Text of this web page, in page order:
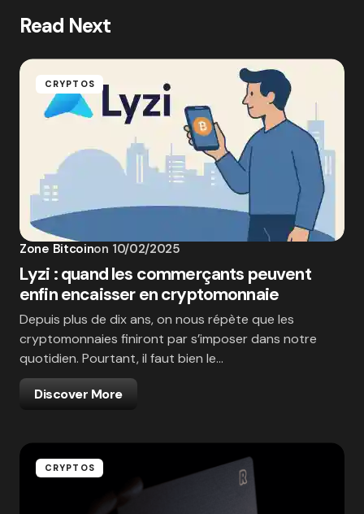
Read Next
CRYPTOS
Zone Bitcoinon 10/02/2025
Lyzi : quand les commerçants peuvent
enfin encaisser en cryptomonnaie
Depuis plus de dix ans, on nous répète que les
cryptomonnaies finiront par s’imposer dans notre
quotidien. Pourtant, il faut bien le…
Discover More
CRYPTOS